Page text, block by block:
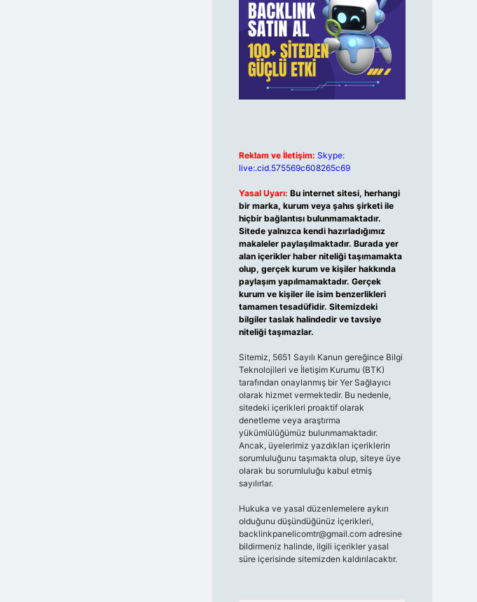
Reklam ve İletişim: Skype:
live:.cid.575569c608265c69
Yasal Uyarı: Bu internet sitesi, herhangi
bir marka, kurum veya şahıs şirketi ile
hiçbir bağlantısı bulunmamaktadır.
Sitede yalnızca kendi hazırladığımız
makaleler paylaşılmaktadır. Burada yer
alan içerikler haber niteliği taşımamakta
olup, gerçek kurum ve kişiler hakkında
paylaşım yapılmamaktadır. Gerçek
kurum ve kişiler ile isim benzerlikleri
tamamen tesadüfidir. Sitemizdeki
bilgiler taslak halindedir ve tavsiye
niteliği taşımazlar.
Sitemiz, 5651 Sayılı Kanun gereğince Bilgi
Teknolojileri ve İletişim Kurumu (BTK)
tarafından onaylanmış bir Yer Sağlayıcı
olarak hizmet vermektedir. Bu nedenle,
sitedeki içerikleri proaktif olarak
denetleme veya araştırma
yükümlülüğümüz bulunmamaktadır.
Ancak, üyelerimiz yazdıkları içeriklerin
sorumluluğunu taşımakta olup, siteye üye
olarak bu sorumluluğu kabul etmiş
sayılırlar.
Hukuka ve yasal düzenlemelere aykırı
olduğunu düşündüğünüz içerikleri,
backlinkpanelicomtr@gmail.comadresine
bildirmeniz halinde, ilgili içerikler yasal
süre içerisinde sitemizden kaldırılacaktır.